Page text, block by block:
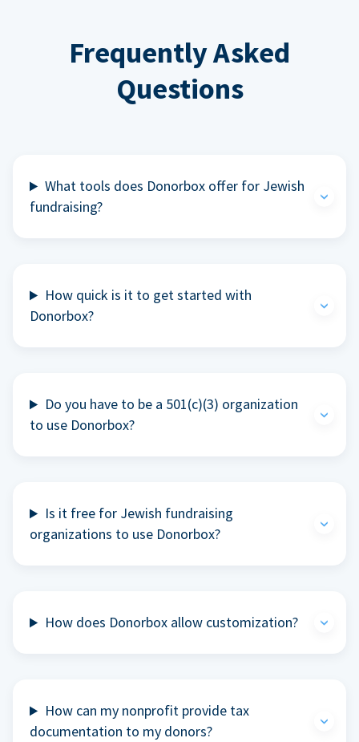
Frequently Asked
Questions
What tools does Donorbox offer for Jewish
fundraising?
How quick is it to get started with
Donorbox?
Do you have to be a 501(c)(3) organization
to use Donorbox?
Is it free for Jewish fundraising
organizations to use Donorbox?
How does Donorbox allow customization?
How can my nonprofit provide tax
documentation to my donors?